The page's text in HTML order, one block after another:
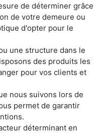
de déterminer grâce
de votre demeure ou
d'opter pour le
une structure dans le
des produits les
pour vos clients et
nous suivons lors de
permet de garantir
déterminant en